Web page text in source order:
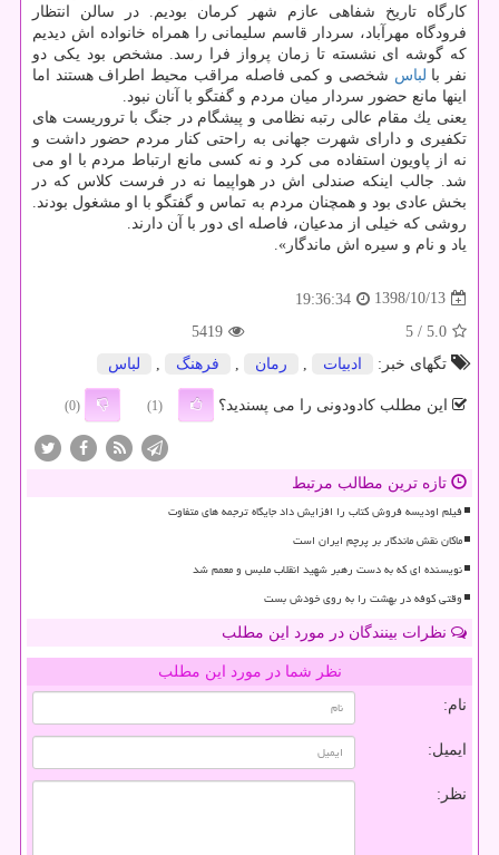
كارگاه تاریخ شفاهی عازم شهر كرمان بودیم. در سالن انتظار
فرودگاه مهرآباد، سردار قاسم سلیمانی را همراه خانواده اش دیدیم
كه گوشه ای نشسته تا زمان پرواز فرا رسد. مشخص بود یكی دو
نفر با لباس شخصی و كمی فاصله مراقب محیط اطراف هستند اما
اینها مانع حضور سردار میان مردم و گفتگو با آنان نبود.
یعنی یك مقام عالی رتبه نظامی و پیشگام در جنگ با تروریست های
تكفیری و دارای شهرت جهانی به راحتی كنار مردم حضور داشت و
نه از پاویون استفاده می كرد و نه كسی مانع ارتباط مردم با او می
شد. جالب اینكه صندلی اش در هواپیما نه در فرست كلاس كه در
بخش عادی بود و همچنان مردم به تماس و گفتگو با او مشغول بودند.
روشی كه خیلی از مدعیان، فاصله ای دور با آن دارند.
یاد و نام و سیره اش ماندگار».
1398/10/13
19:36:34
5.0
/ 5
5419
تگهای خبر:
ادبیات , رمان , فرهنگ , لباس
این مطلب کادودونی را می پسندید؟ (1)
(0)
تازه ترین مطالب مرتبط
فیلم اودیسه فروش کتاب را افزایش داد جایگاه ترجمه های متفاوت
ماکان نقش ماندگار بر پرچم ایران است
نویسنده ای که به دست رهبر شهید انقلاب ملبس و معمم شد
وقتی کوفه در بهشت را به روی خودش بست
نظرات بینندگان در مورد این مطلب
نظر شما در مورد این مطلب
نام:
ایمیل:
نظر: